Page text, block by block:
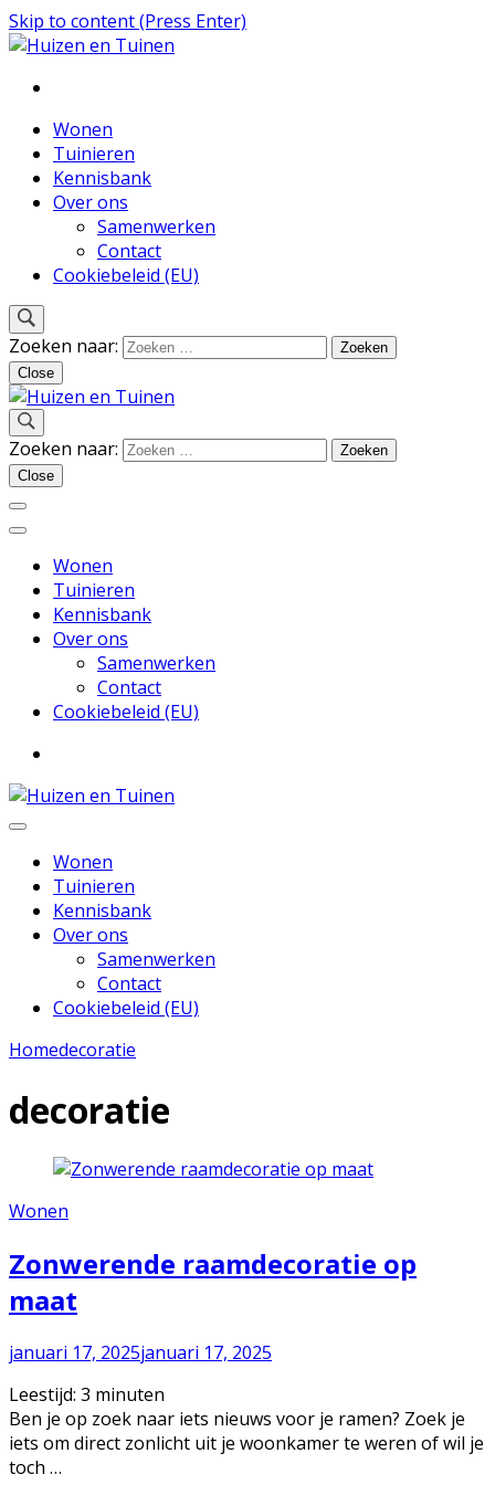
Skip to content (Press Enter)
Huizen en Tuinen
Inspiratie voor wonen en tuinieren
Wonen
Tuinieren
Kennisbank
Over ons
Samenwerken
Contact
Cookiebeleid (EU)
Zoeken naar:
Close
Huizen en Tuinen
Inspiratie voor wonen en tuinieren
Zoeken naar:
Close
Wonen
Tuinieren
Kennisbank
Over ons
Samenwerken
Contact
Cookiebeleid (EU)
Huizen en Tuinen
Inspiratie voor wonen en tuinieren
Wonen
Tuinieren
Kennisbank
Over ons
Samenwerken
Contact
Cookiebeleid (EU)
Homedecoratie
decoratie
Wonen
Zonwerende raamdecoratie op
maat
januari 17, 2025januari 17, 2025
Leestijd: 3 minuten
Ben je op zoek naar iets nieuws voor je ramen? Zoek je
iets om direct zonlicht uit je woonkamer te weren of wil je
toch …